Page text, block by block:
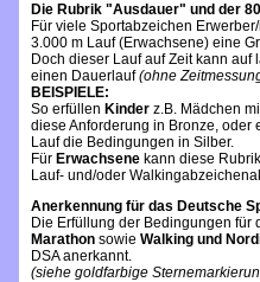
Die Rubrik "Ausdauer" und der
Für viele Sportabzeichen
3.000 m Lauf (Erwachsene) eine
Doch dieser Lauf auf Zeit kann
einen Dauerlauf(ohne
BEISPIELE:
So erfüllen Kinder z.B. Mädchen
diese Anforderung in Bronze, oder
Lauf die Bedingungen in Silber.
Für Erwachsene kann diese
Lauf- und/oder
Anerkennung für das Deutsche
Die Erfüllung der Bedingungen für
Marathon sowie Walking und
DSA anerkannt.
(siehe goldfarbige